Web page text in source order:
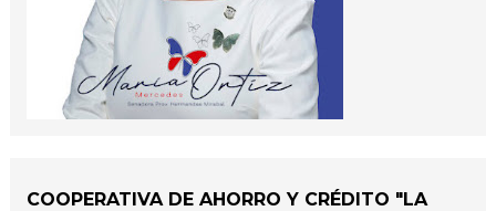
COOPERATIVA DE AHORRO Y CRÉDITO "LA